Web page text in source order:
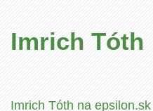
Imrich Tóth
Imrich Tóth na epsilon.sk